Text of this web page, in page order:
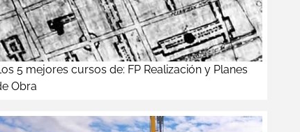
5 mejores cursos de: FP Realización y Planes
Obra